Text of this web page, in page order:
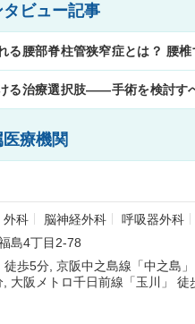
ビュー記事
る腰部脊柱管狭窄症とは？ 腰
る治療選択肢――手術を検討す
療機関
外科 脳神経外科
呼吸器外科
小児科 整形外科
耳鼻咽喉科
腺外科 呼吸器内科
循環器内
脳神経内科 肝胆膵外科
島4丁目2-78
徒歩5分 京阪中之島線「中之島
大阪メトロ千日前線「玉川」 徒